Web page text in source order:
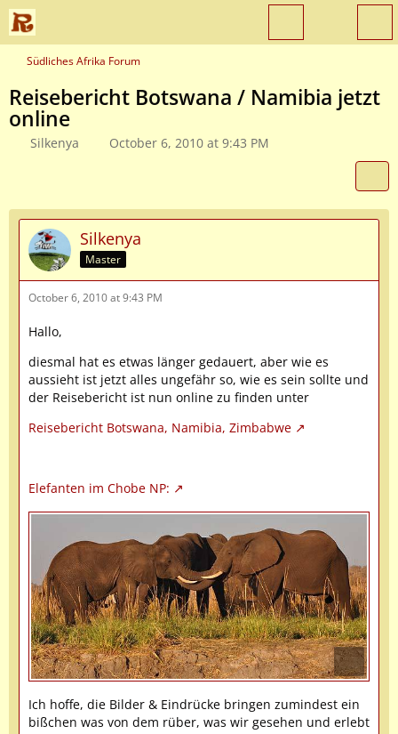
Südliches Afrika Forum
Reisebericht Botswana / Namibia jetzt
online
Silkenya October 6, 2010 at 9:43 PM
Silkenya
Master
October 6, 2010 at 9:43 PM
Hallo,
diesmal hat es etwas länger gedauert, aber wie es
aussieht ist jetzt alles ungefähr so, wie es sein sollte und
der Reisebericht ist nun online zu finden unter
Reisebericht Botswana, Namibia, Zimbabwe
Elefanten im Chobe NP:
Ich hoffe, die Bilder & Eindrücke bringen zumindest ein
bißchen was von dem rüber, was wir gesehen und erlebt